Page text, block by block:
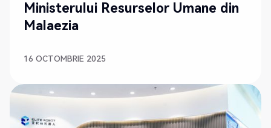
Ministerului Resurselor Umane din
Malaezia
16 OCTOMBRIE 2025